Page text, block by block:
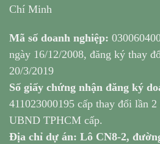
Chí Minh
Mã số doanh nghiệp:
ngày 16/12/2008, đăng ký thay
20/3/2019
Số giấy chứng nhận đăng ký
411023000195 cấp thay đổi lần
UBND TPHCM cấp.
Địa chỉ dự án: Lô CN8-2,